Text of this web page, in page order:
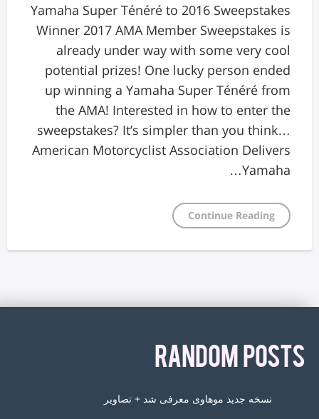
Yamaha Super Ténéré to 2016 Sweepstakes
Winner 2017 AMA Member Sweepstakes is
already under way with some very cool
potential prizes! One lucky person ended
up winning a Yamaha Super Ténéré from
the AMA! Interested in how to enter the
sweepstakes? It’s simpler than you think…
American Motorcyclist Association Delivers
Yamaha…
Continue Reading
RANDOM POSTS
نسخه جدید موهاوی معرفی شد + تصاویر